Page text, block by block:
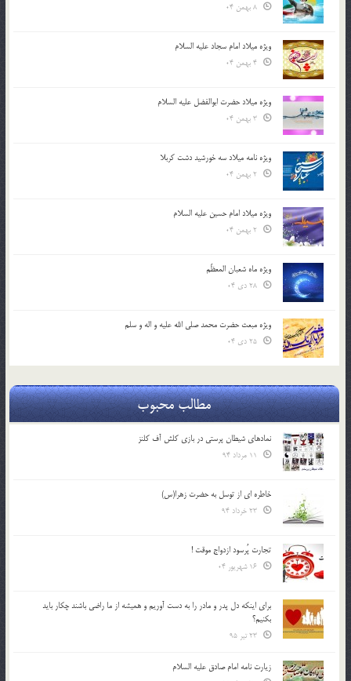
ویژه میلاد امام سجاد علیه السلام
ویژه میلاد حضرت ابوالفضل علیه السلام
ویژه نامه میلاد سه خورشید دشت کربلا
ویژه میلاد امام حسین علیه السلام
ویژه ماه شعبان المعظّم
ویژه مبعث حضرت محمد صلی الله علیه و اله و سلم
مطالب محبوب
نمادهای شیطان پرستی در بازی کلش آف کلنز
خاطره ای از توسل به حضرت زهرا(س)
تجارت پُرسود ازدواج موقت !
براي اينكه دل پدر و مادر را به دست آوريم و هميشه از ما راضي باشند چكار بايد
بكنيم؟
زیارت نامه امام صادق علیه السلام